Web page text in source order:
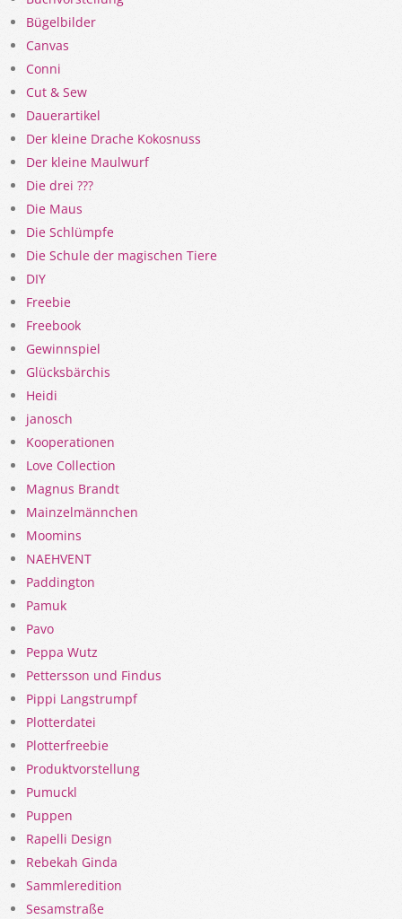
Bügelbilder
Canvas
Conni
Cut & Sew
Dauerartikel
Der kleine Drache Kokosnuss
Der kleine Maulwurf
Die drei ???
Die Maus
Die Schlümpfe
Die Schule der magischen Tiere
DIY
Freebie
Freebook
Gewinnspiel
Glücksbärchis
Heidi
janosch
Kooperationen
Love Collection
Magnus Brandt
Mainzelmännchen
Moomins
NAEHVENT
Paddington
Pamuk
Pavo
Peppa Wutz
Pettersson und Findus
Pippi Langstrumpf
Plotterdatei
Plotterfreebie
Produktvorstellung
Pumuckl
Puppen
Rapelli Design
Rebekah Ginda
Sammleredition
Sesamstraße